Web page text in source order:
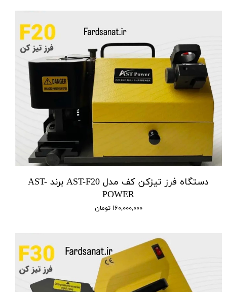
دستگاه فرز تیزکن کف مدل AST-F20 برند AST-
POWER
۱۶۰,۰۰۰,۰۰۰ تومان